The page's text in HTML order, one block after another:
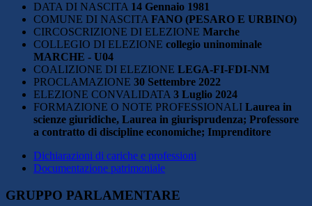
DATA DI NASCITA 14 Gennaio 1981
COMUNE DI NASCITA FANO (PESARO E URBINO)
CIRCOSCRIZIONE DI ELEZIONE Marche
COLLEGIO DI ELEZIONE collegio uninominale
MARCHE - U04
COALIZIONE DI ELEZIONE LEGA-FI-FDI-NM
PROCLAMAZIONE 30 Settembre 2022
ELEZIONE CONVALIDATA 3 Luglio 2024
FORMAZIONE O NOTE PROFESSIONALI Laurea in
scienze giuridiche, Laurea in giurisprudenza; Professore
a contratto di discipline economiche; Imprenditore
Dichiarazioni di cariche e professioni
Documentazione patrimoniale
GRUPPO PARLAMENTARE